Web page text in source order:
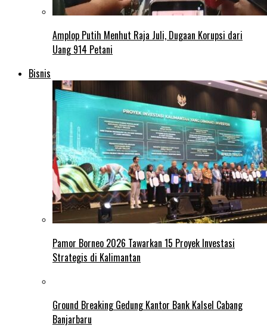
Amplop Putih Menhut Raja Juli, Dugaan Korupsi dari
Uang 914 Petani
Bisnis
Pamor Borneo 2026 Tawarkan 15 Proyek Investasi
Strategis di Kalimantan
Ground Breaking Gedung Kantor Bank Kalsel Cabang
Banjarbaru